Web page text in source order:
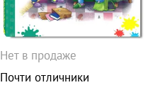
Нет в продаже
Почти отличники